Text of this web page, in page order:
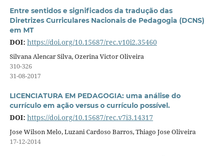
Entre sentidos e significados da tradução das
Diretrizes Curriculares Nacionais de Pedagogia (DCNS)
em MT
DOI: https://doi.org/10.15687/rec.v10i2.35460
Silvana Alencar Silva, Ozerina Victor Oliveira
310-326
31-08-2017
LICENCIATURA EM PEDAGOGIA: uma análise do
currículo em ação versus o currículo possível.
DOI: https://doi.org/10.15687/rec.v7i3.14317
Jose Wilson Melo, Luzani Cardoso Barros, Thiago Jose Oliveira
17-12-2014